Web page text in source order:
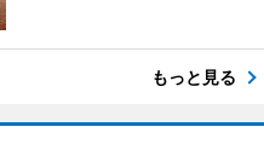
もっと見る